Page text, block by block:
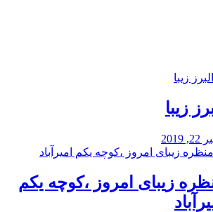
زیبا
زیبای امروز ،کوچه یکم